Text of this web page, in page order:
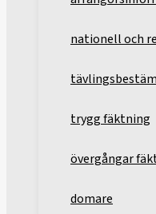
nationell och
trygg fäktning
övergångar
domare